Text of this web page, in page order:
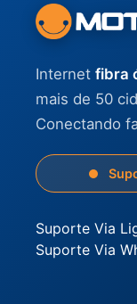
Internet fibra
mais de 50
Conectando
Suporte Via
Suporte Via